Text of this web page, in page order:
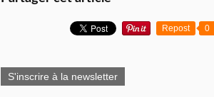
Repost 0
S'inscrire à la newsletter